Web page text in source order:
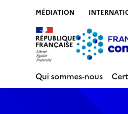
MÉDIATION
Qui sommes-nous